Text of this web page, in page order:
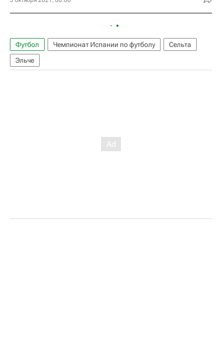
Футбол Чемпионат Испании по футболу
Сельта
Эльче